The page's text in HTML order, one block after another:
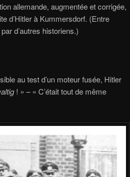
allemande, augmentée et corrigée,
d’Hitler à Kummersdorf. (Entre
d’autres historiens.)
au test d’un moteur fusée, Hitler
! » – « C’était tout de même